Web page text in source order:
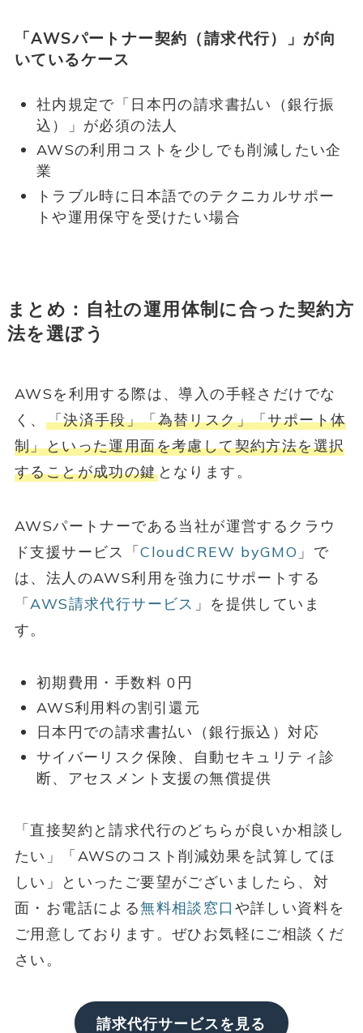
「AWSパートナー契約（請求代行）」が向
いているケース
社内規定で「日本円の請求書払い（銀行振
込）」が必須の法人
AWSの利用コストを少しでも削減したい企
業
トラブル時に日本語でのテクニカルサポー
トや運用保守を受けたい場合
まとめ：自社の運用体制に合った契約方
法を選ぼう
AWSを利用する際は、導入の手軽さだけでな
く、 「決済手段」「為替リスク」「サポート体
制」といった運用面を考慮して契約方法を選択
することが成功の鍵となります。
AWSパートナーである当社が運営するクラウ
ド支援サービス「CloudCREW byGMO 」で
は、法人のAWS利用を強力にサポートする
「AWS請求代行サービス 」を提供していま
す。
初期費用・手数料 0円
AWS利用料の割引還元
日本円での請求書払い（銀行振込）対応
サイバーリスク保険、自動セキュリティ診
断、アセスメント支援の無償提供
「直接契約と請求代行のどちらが良いか相談し
たい」「AWSのコスト削減効果を試算してほ
しい」といったご要望がございましたら、対
面・お電話による無料相談窓口 や詳しい資料を
ご用意しております。ぜひお気軽にご相談くだ
さい。
請求代行サービスを見る